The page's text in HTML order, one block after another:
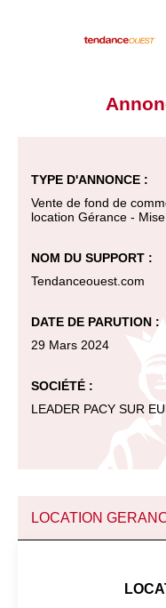
TYPE D'ANNONCE :
Vente de fond de
location Gérance -
NOM DU SUPPORT :
Tendanceouest.com
DATE DE PARUTION :
29 Mars 2024
SOCIÉTÉ :
LEADER PACY SUR
LOCATION